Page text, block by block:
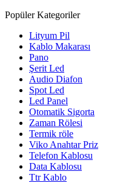
Popüler Kategoriler
Lityum Pil
Kablo Makarası
Pano
Şerit Led
Audio Diafon
Spot Led
Led Panel
Otomatik Sigorta
Zaman Rölesi
Termik röle
Viko Anahtar Priz
Telefon Kablosu
Data Kablosu
Ttr Kablo